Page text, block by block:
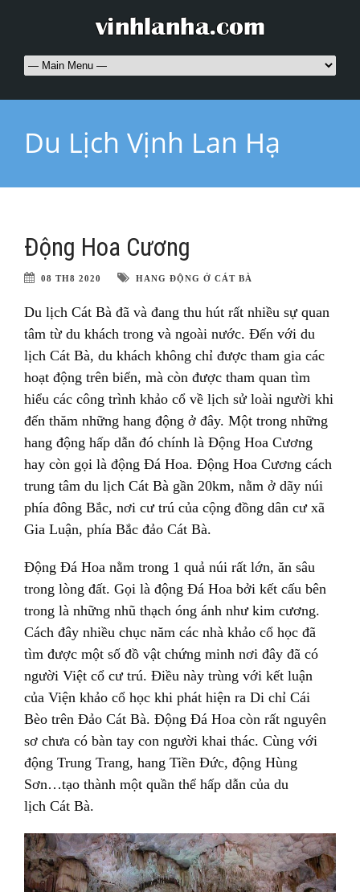
Du Lịch Vịnh Lan Hạ
Động Hoa Cương
08 TH8 2020 HANG ĐỘNG Ở CÁT BÀ
Du lịch Cát Bà đã và đang thu hút rất nhiều sự quan
tâm từ du khách trong và ngoài nước. Đến với du
lịch Cát Bà, du khách không chỉ được tham gia các
hoạt động trên biển, mà còn được tham quan tìm
hiểu các công trình khảo cổ về lịch sử loài người khi
đến thăm những hang động ở đây. Một trong những
hang động hấp dẫn đó chính là Động Hoa Cương
hay còn gọi là động Đá Hoa. Động Hoa Cương cách
trung tâm du lịch Cát Bà gần 20km, nằm ở dãy núi
phía đông Bắc, nơi cư trú của cộng đồng dân cư xã
Gia Luận, phía Bắc đảo Cát Bà.
Động Đá Hoa nằm trong 1 quả núi rất lớn, ăn sâu
trong lòng đất. Gọi là động Đá Hoa bởi kết cấu bên
trong là những nhũ thạch óng ánh như kim cương.
Cách đây nhiều chục năm các nhà khảo cổ học đã
tìm được một số đồ vật chứng minh nơi đây đã có
người Việt cổ cư trú. Điều này trùng với kết luận
của Viện khảo cổ học khi phát hiện ra Di chỉ Cái
Bèo trên Đảo Cát Bà. Động Đá Hoa còn rất nguyên
sơ chưa có bàn tay con người khai thác. Cùng với
động Trung Trang, hang Tiền Đức, động Hùng
Sơn…tạo thành một quần thể hấp dẫn của du
lịch Cát Bà.